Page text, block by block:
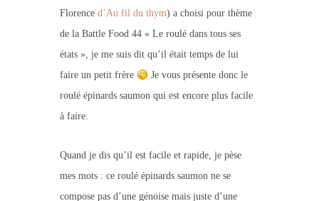
Florence d’Au fil du thym) a choisi pour thème
de la Battle Food 44 « Le roulé dans tous ses
états », je me suis dit qu’il était temps de lui
faire un petit frère
Je vous présente donc le
roulé épinards saumon qui est encore plus facile
à faire.
Quand je dis qu’il est facile et rapide, je pèse
mes mots : ce roulé épinards saumon ne se
compose pas d’une génoise mais juste d’une